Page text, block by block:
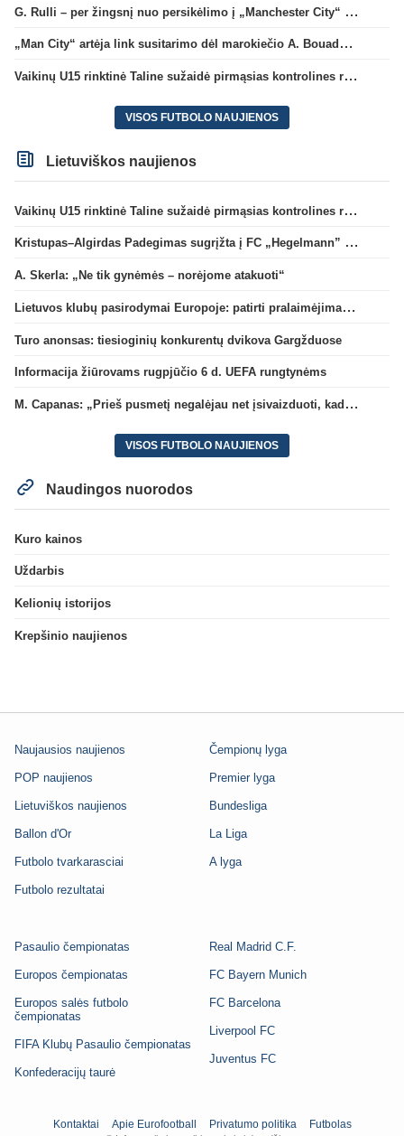
G. Rulli – per žingsnį nuo persikėlimo į „Manchester City“ klubą
„Man City“ artėja link susitarimo dėl marokiečio A. Bouaddi persikėlimo
Vaikinų U15 rinktinė Taline sužaidė pirmąsias kontrolines rungtynes
VISOS FUTBOLO NAUJIENOS
Lietuviškos naujienos
Vaikinų U15 rinktinė Taline sužaidė pirmąsias kontrolines rungtynes
Kristupas–Algirdas Padegimas sugrįžta į FC „Hegelmann” B sudėtį
A. Skerla: „Ne tik gynėmės – norėjome atakuoti“
Lietuvos klubų pasirodymai Europoje: patirti pralaimėjimai Kroatijos atstovams
Turo anonsas: tiesioginių konkurentų dvikova Gargžduose
Informacija žiūrovams rugpjūčio 6 d. UEFA rungtynėms
M. Capanas: „Prieš pusmetį negalėjau net įsivaizduoti, kad žaisime prieš „Hajduk“
VISOS FUTBOLO NAUJIENOS
Naudingos nuorodos
Kuro kainos
Uždarbis
Kelionių istorijos
Krepšinio naujienos
Naujausios naujienos
POP naujienos
Lietuviškos naujienos
Ballon d'Or
Futbolo tvarkarasciai
Futbolo rezultatai
Čempionų lyga
Premier lyga
Bundesliga
La Liga
A lyga
Pasaulio čempionatas
Europos čempionatas
Europos salės futbolo
čempionatas
FIFA Klubų Pasaulio čempionatas
Konfederacijų taurė
Real Madrid C.F.
FC Bayern Munich
FC Barcelona
Liverpool FC
Juventus FC
Kontaktai Apie Eurofootball Privatumo politika Futbolas